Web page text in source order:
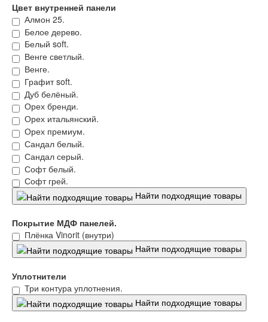
Цвет внутренней панели
Алмон 25.
Белое дерево.
Белый soft.
Венге светлый.
Венге.
Графит soft.
Дуб белёный.
Орех бренди.
Орех итальянский.
Орех премиум.
Сандал белый.
Сандал серый.
Софт белый.
Софт грей.
Найти подходящие товары
Покрытие МДФ панелей.
Плёнка Vinorit (внутри)
Найти подходящие товары
Уплотнители
Три контура уплотнения.
Найти подходящие товары